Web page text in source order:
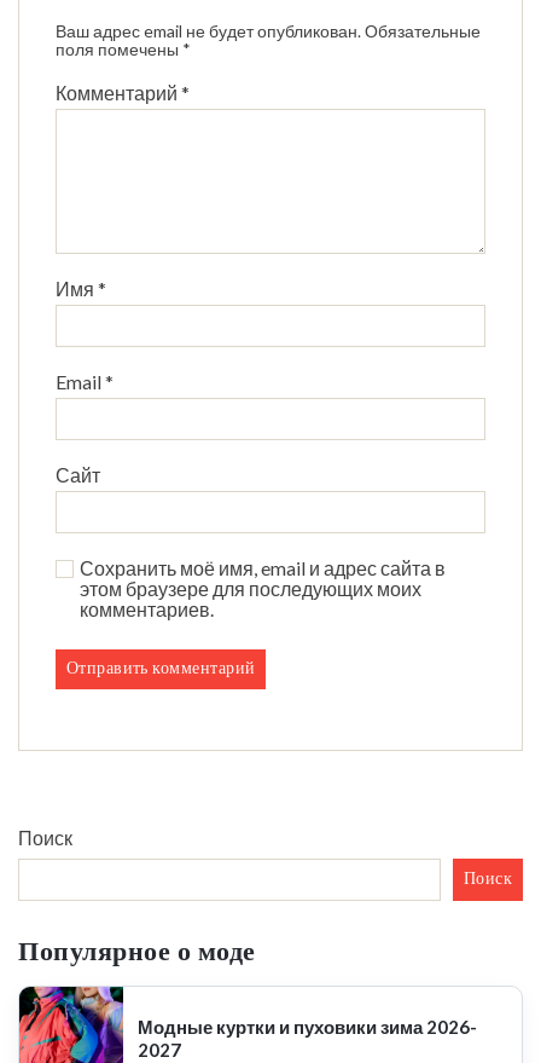
Ваш адрес email не будет опубликован.Обязательные
поля помечены *
Комментарий *
Имя *
Email*
Сайт
Сохранить моё имя, email и адрес сайта в
этом браузере для последующих моих
комментариев.
Поиск
Поиск
Популярное о моде
Модные куртки и пуховики зима 2026-
2027